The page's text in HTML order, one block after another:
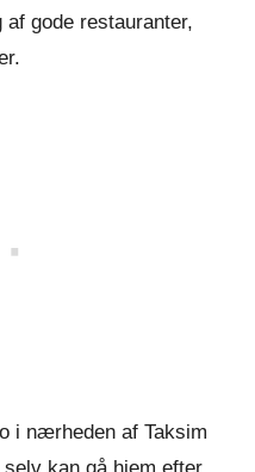
gode restauranter,
i nærheden af Taksim